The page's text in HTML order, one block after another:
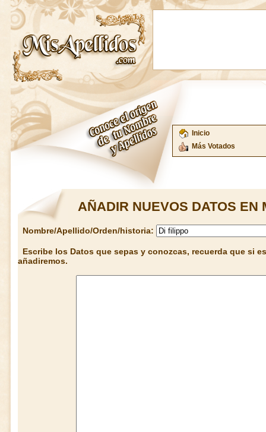
Inicio
Más Votados
AÑADIR NUEVOS DATOS EN
Nombre/Apellido/Orden/historia:
Escribe los Datos que sepas y conozcas, recuerda que si
añadiremos.